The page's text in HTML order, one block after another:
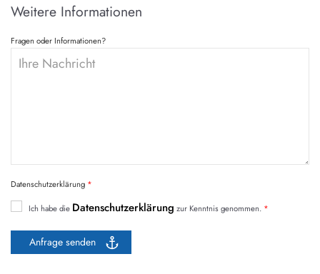
Weitere Informationen
Fragen oder Informationen?
Datenschutzerklärung
Ich habe die Datenschutzerklärung zur Kenntnis genommen.
Anfrage senden